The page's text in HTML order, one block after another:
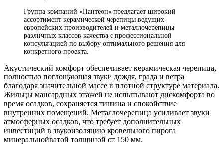
Группа компаний «Пантеон» предлагает широкий
ассортимент керамической черепицы ведущих
европейских производителей и металлочерепицы
различных классов качества с профессиональной
консультацией по выбору оптимального решения для
конкретного проекта.
Акустический комфорт обеспечивает керамическая черепица,
полностью поглощающая звуки дождя, града и ветра
благодаря значительной массе и плотной структуре материала.
Жильцы мансардных этажей не испытывают дискомфорта во
время осадков, сохраняется тишина и спокойствие
внутренних помещений. Металлочерепица усиливает звуки
атмосферных осадков, что требует дополнительных
инвестиций в звукоизоляцию кровельного пирога
минеральнойватой толщиной от 150 мм.